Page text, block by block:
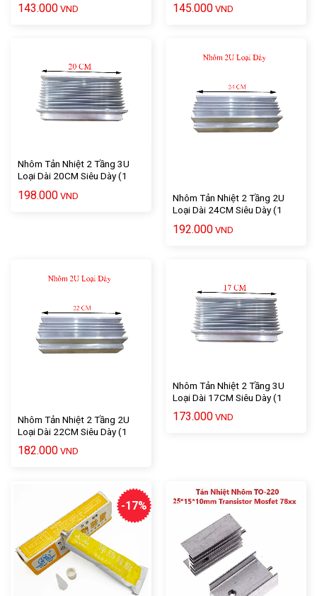
143.000 VND 145.000 VND
Nhôm Tản Nhiệt 2 Tầng 3U
Loại Dài 20CM Siêu Dày (1
Tấm)
198.000 VND
Nhôm Tản Nhiệt 2 Tầng 2U
Loại Dài 24CM Siêu Dày (1
Tấm)
192.000 VND
Nhôm Tản Nhiệt 2 Tầng 2U
Loại Dài 22CM Siêu Dày (1
Tấm)
182.000 VND
Nhôm Tản Nhiệt 2 Tầng 3U
Loại Dài 17CM Siêu Dày (1
Tấm)
173.000 VND
-17%